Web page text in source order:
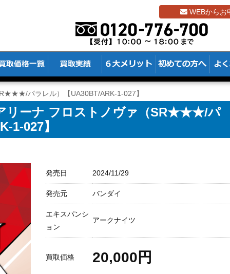
WEBからお
パラレル）【UA30BT/ARK-1-027】
リーナ フロストノヴァ（SR★★★/パ
1-027】
発売日 2024/11/29
発売元 バンダイ
エキスパンシ
ョン
アークナイツ
買取価格 20,000円